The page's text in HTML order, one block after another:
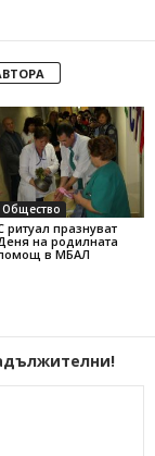
Общество
ритуал празнуват
на родилната
в МБАЛ